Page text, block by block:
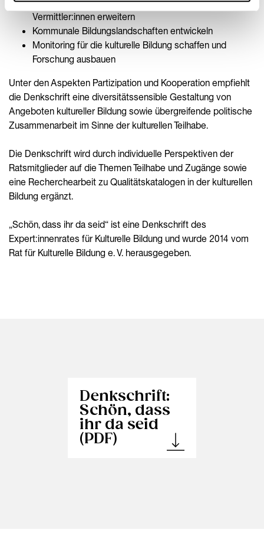
Aus- und Fortbildung der Lehrer:innen und
Vermittler:innen erweitern
Kommunale Bildungslandschaften entwickeln
Monitoring für die kulturelle Bildung schaffen und
Forschung ausbauen
Unter den Aspekten Partizipation und Kooperation empfiehlt
die Denkschrift eine diversitätssensible Gestaltung von
Angeboten kultureller Bildung sowie übergreifende politische
Zusammenarbeit im Sinne der kulturellen Teilhabe.
Die Denkschrift wird durch individuelle Perspektiven der
Ratsmitglieder auf die Themen Teilhabe und Zugänge sowie
eine Recherchearbeit zu Qualitätskatalogen in der kulturellen
Bildung ergänzt.
„Schön, dass ihr da seid“ ist eine Denkschrift des
Expert:innenrates für Kulturelle Bildung und wurde 2014 vom
Rat für Kulturelle Bildung e. V. herausgegeben.
Denkschrift:
Schön, dass
ihr da seid
(PDF)